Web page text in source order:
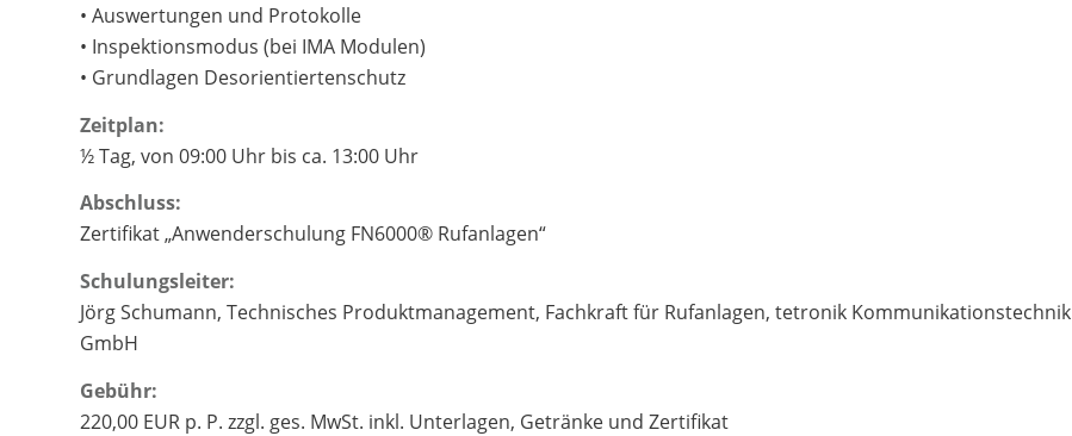
• Auswertungen und Protokolle
• Inspektionsmodus (bei IMA Modulen)
• Grundlagen Desorientiertenschutz
Zeitplan:
½ Tag, von 09:00 Uhr bis ca. 13:00 Uhr
Abschluss:
Zertifikat „Anwenderschulung FN6000® Rufanlagen“
Schulungsleiter:
Jörg Schumann, Technisches Produktmanagement, Fachkraft für Rufanlagen, tetronik Kommunikationstechnik
GmbH
Gebühr:
220,00 EUR p. P. zzgl. ges. MwSt. inkl. Unterlagen, Getränke und Zertifikat